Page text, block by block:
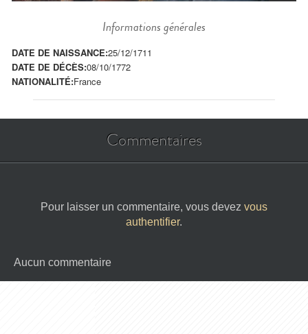
Informations générales
DATE DE NAISSANCE:25/12/1711
DATE DE DÉCÈS:08/10/1772
NATIONALITÉ:France
Commentaires
Pour laisser un commentaire, vous devez vous
authentifier.
Aucun commentaire